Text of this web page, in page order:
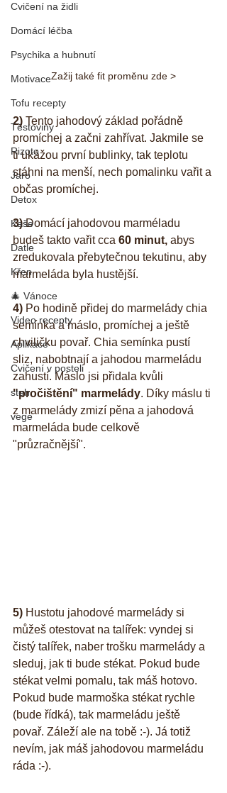
Cvičení na židli
Domácí léčba
Psychika a hubnutí
Motivace
Tofu recepty
Těstoviny
Rizoto
Jaro
Detox
Kaše
Datle
Křen
🎄 Vánoce
Video recepty
Aplikace
Cvičení v posteli
steh
vege
Zažij také fit proměnu zde >
2) Tento jahodový základ pořádně
promíchej a začni zahřívat. Jakmile se
ti ukážou první bublinky, tak teplotu
stáhni na menší, nech pomalinku vařit a
občas promíchej.
3) Domácí jahodovou marméladu
budeš takto vařit cca 60 minut, abys
zredukovala přebytečnou tekutinu, aby
marmeláda byla hustější.
4) Po hodině přidej do marmelády chia
semínka a máslo, promíchej a ještě
chviličku povař. Chia semínka pustí
sliz, nabobtnají a jahodou marmeládu
zahustí. Máslo jsi přidala kvůli
"pročištění" marmelády. Díky máslu ti
z marmelády zmizí pěna a jahodová
marmeláda bude celkově
"průzračnější".
5) Hustotu jahodové marmelády si
můžeš otestovat na talířek: vyndej si
čistý talířek, naber trošku marmelády a
sleduj, jak ti bude stékat. Pokud bude
stékat velmi pomalu, tak máš hotovo.
Pokud bude marmoška stékat rychle
(bude řídká), tak marmeládu ještě
povař. Záleží ale na tobě :-). Já totiž
nevím, jak máš jahodovou marmeládu
ráda :-).